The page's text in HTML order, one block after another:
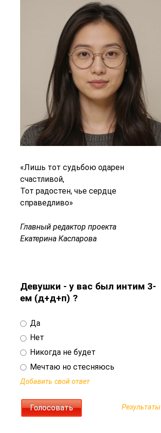
«Лишь тот судьбою одарен
счастливой,
Тот радостен, чье сердце
справедливо»
Главный редактор проекта
Екатерина Каспарова
Девушки - у вас был интим 3-
ем (д+д+п) ?
Да
Нет
Никогда не будет
Мечтаю но стесняюсь
Добавить свой ответ
Результаты